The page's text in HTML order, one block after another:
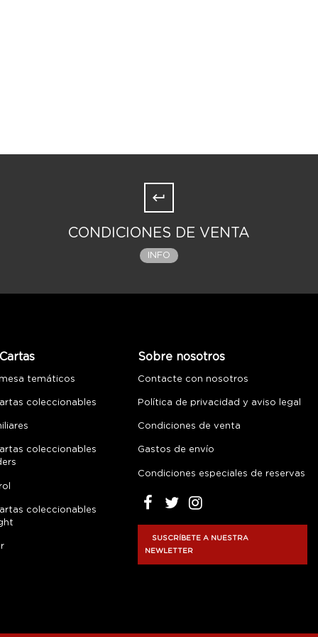
CONDICIONES DE VENTA
INFO
temáticos
coleccionables
coleccionables
coleccionables
Sobre nosotros
Contacte con nosotros
Política de privacidad y aviso legal
Condiciones de venta
Gastos de envío
Condiciones especiales de reservas
SUSCRÍBETE A NUESTRA
NEWLETTER